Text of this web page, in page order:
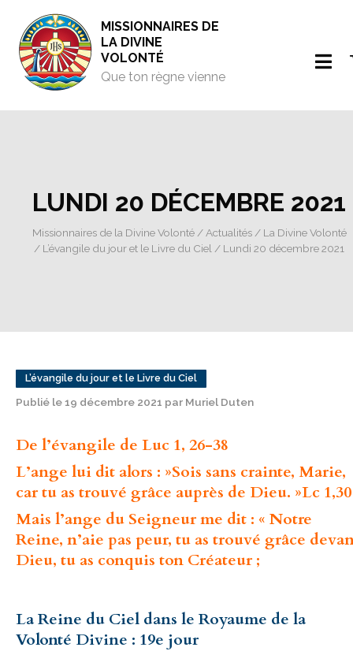
MISSIONNAIRES DE
LA DIVINE
VOLONTÉ
Que ton règne vienne
LUNDI 20 DÉCEMBRE 2021
Missionnaires de la Divine Volonté/ Actualités/ La Divine Volonté
/ L’évangile du jour et le Livre du Ciel / Lundi 20 décembre 2021
L’évangile du jour et le Livre du Ciel
Publié le 19 décembre 2021 par Muriel Duten
De l’évangile de Luc 1, 26-38
L’ange lui dit alors : »Sois sans crainte, Marie,
car tu as trouvé grâce auprès de Dieu. »Lc 1,30
Mais l’ange du Seigneur me dit : « Notre
Reine, n’aie pas peur, tu as trouvé grâce
Dieu, tu as conquis ton Créateur ;
La Reine du Ciel dans le Royaume de la
Volonté Divine : 19e jour